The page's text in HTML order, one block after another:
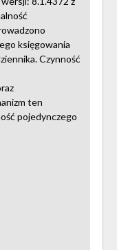
księgowania
Czynność
ten
pojedynczego